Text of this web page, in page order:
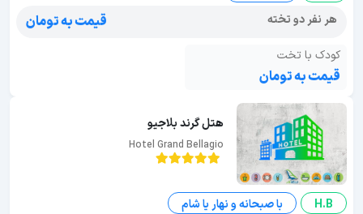
هر نفر دو تخته
قیمت به تومان
کودک با تخت
قیمت به تومان
هتل گرند بلاجیو
Hotel Grand Bellagio
H.B
با صبحانه و نهار یا شام